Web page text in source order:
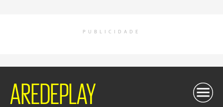
PUBLICIDADE
AREDEPLAY